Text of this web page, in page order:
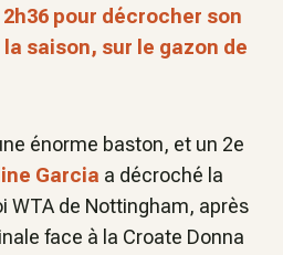
pour décrocher son
saison, sur le gazon de
énorme baston, et un 2e
Garcia a décroché la
WTA de Nottingham, après
face à la Croate Donna